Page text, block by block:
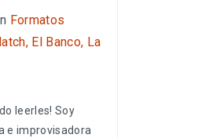
Formatos
El Banco, La
leerles! Soy
e improvisadora